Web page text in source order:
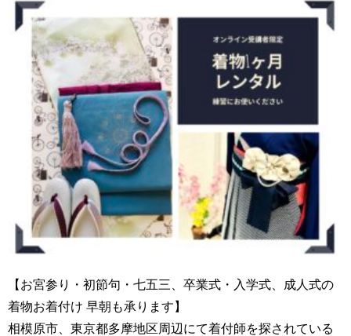
【お宮参り・初節句・七五三、卒業式・入学式、成人式の
着物お着付け 早朝も承ります】
相模原市、東京都多摩地区周辺にて着付師を探されている